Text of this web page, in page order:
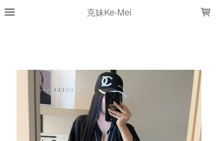
克妹Ke-Mei